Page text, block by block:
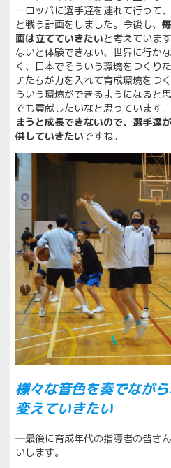
ーロッパに選手達を連れて行って
と戦う計画をしました。今後も、
画は立てていきたいと考えていま
ないと体験できない、世界に行か
く、日本でそういう環境をつくり
チたちが力を入れて育成環境をつ
ういう環境ができるようになると
でも貢献したいなと思っています。
まうと成長できないので、選手達
供していきたいですね。
様々な音色を奏でなが
変えていきたい
―最後に育成年代の指導者の皆さ
いします。